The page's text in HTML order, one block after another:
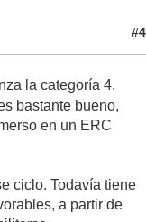
#4
la categoría 4.
bastante bueno,
en un ERC
ciclo. Todavía tiene
a partir de